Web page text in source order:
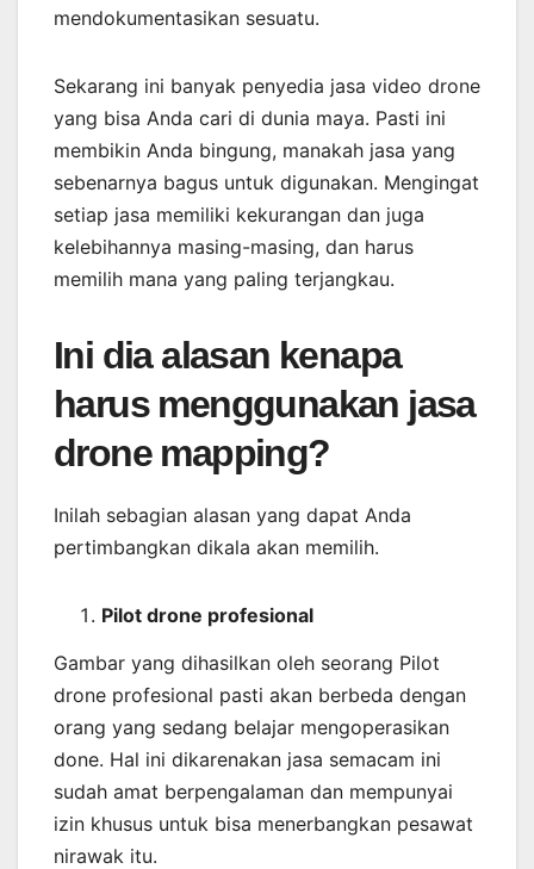
mendokumentasikan sesuatu.
Sekarang ini banyak penyedia jasa video drone
yang bisa Anda cari di dunia maya. Pasti ini
membikin Anda bingung, manakah jasa yang
sebenarnya bagus untuk digunakan. Mengingat
setiap jasa memiliki kekurangan dan juga
kelebihannya masing-masing, dan harus
memilih mana yang paling terjangkau.
Ini dia alasan kenapa
harus menggunakan jasa
drone mapping?
Inilah sebagian alasan yang dapat Anda
pertimbangkan dikala akan memilih.
Pilot drone profesional
Gambar yang dihasilkan oleh seorang Pilot
drone profesional pasti akan berbeda dengan
orang yang sedang belajar mengoperasikan
done. Hal ini dikarenakan jasa semacam ini
sudah amat berpengalaman dan mempunyai
izin khusus untuk bisa menerbangkan pesawat
nirawak itu.